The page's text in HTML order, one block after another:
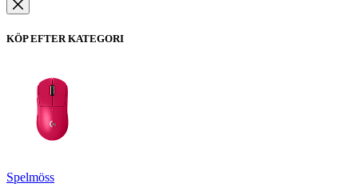
KÖP EFTER KATEGORI
Spelmöss